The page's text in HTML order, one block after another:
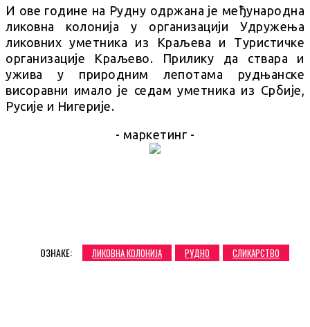
И ове године на Рудну одржана је међународна
ликовна колонија у организацији Удружења
ликовних уметника из Краљева и Туристичке
организације Краљево. Прилику да ствара и
ужива у природним лепотама рудњанске
висоравни имало је седам уметника из Србије,
Русије и Нигерије.
- маркетинг -
ОЗНАКЕ: ЛИКОВНА КОЛОНИЈА РУДНО СЛИКАРСТВО